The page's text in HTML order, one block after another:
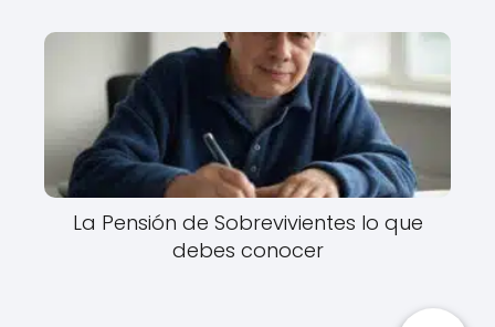
La Pensión de Sobrevivientes lo que
debes conocer